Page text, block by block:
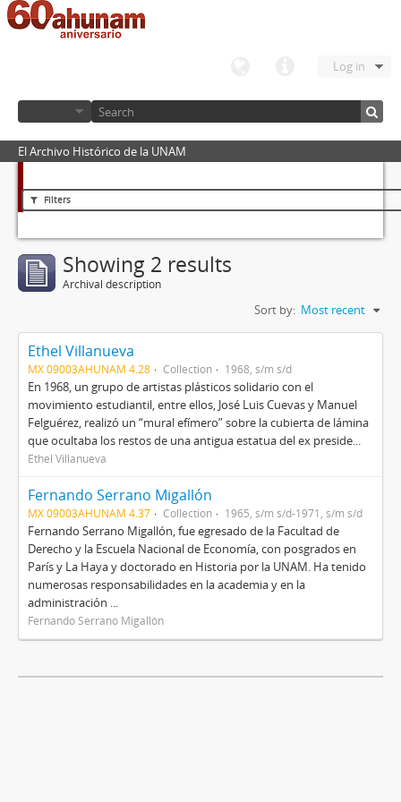
Log in
El Archivo Histórico de la UNAM
Filters
Showing 2 results
Archival description
Sort by: Most recent
Ethel Villanueva
MX 09003AHUNAM 4.28 Collection 1968, s/m s/d
En 1968, un grupo de artistas plásticos solidario con el
movimiento estudiantil, entre ellos, José Luis Cuevas y Manuel
Felguérez, realizó un “mural efímero” sobre la cubierta de lámina
que ocultaba los restos de una antigua estatua del ex preside...
Ethel Villanueva
Fernando Serrano Migallón
MX 09003AHUNAM 4.37 Collection 1965, s/m s/d-1971, s/m s/d
Fernando Serrano Migallón, fue egresado de la Facultad de
Derecho y la Escuela Nacional de Economía, con posgrados en
París y La Haya y doctorado en Historia por la UNAM. Ha tenido
numerosas responsabilidades en la academia y en la
administración ...
Fernando Serrano Migallón